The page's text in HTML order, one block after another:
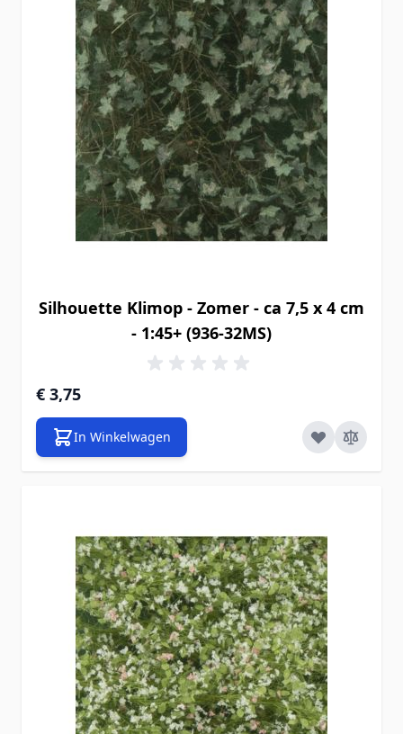
Silhouette Klimop - Zomer - ca 7,5 x 4 cm
- 1:45+ (936-32MS)
€ 3,75
In Winkelwagen